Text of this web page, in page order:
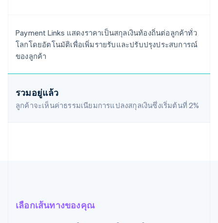
Payment Links แสดงราคาเป็นสกุลเงินท้องถิ่นต่อลูกค้าทั่ว
โลกโดยอัตโนมัติเพื่อเพิ่มรายรับและปรับปรุงประสบการณ์
ของลูกค้า
รวมอยู่แล้ว
ลูกค้าจะเห็นค่าธรรมเนียมการแปลงสกุลเงินซึ่งเริ่มต้นที่2%
เลือกเส้นทางของคุณ